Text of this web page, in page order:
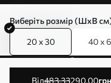
Виберіть розмір (ШхВ
20 x 30 40 x
від483.33290.00грн
© 2011-2026 Art-